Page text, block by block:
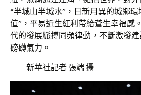
“半城山半城水”，日新月異的城鄉
值”，平易近生紅利帶給蒼生幸福感
代的發展脈搏同頻律動，不斷激發
磅礴氣力。
新華社記者 張端 攝